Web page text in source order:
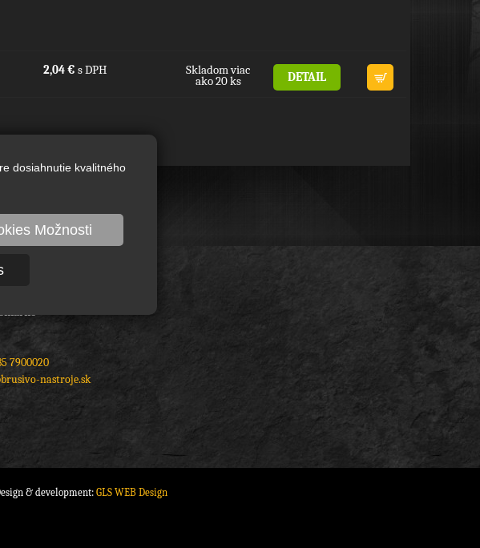
dosiahnutie kvalitného
Možnosti
2,04 € s DPH Skladom viac
ako 20 ks DETAIL
r.o.
7900020
nastroje.sk
& development:GLS WEB Design